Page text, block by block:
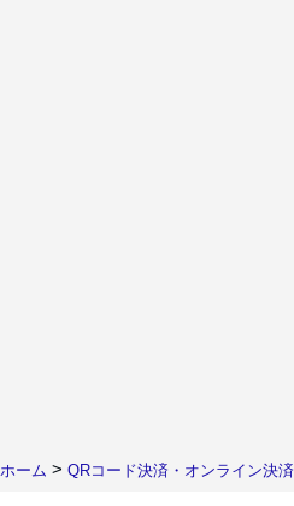
ホーム > QRコード決済・オンライン決済